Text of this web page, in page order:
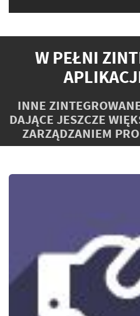
W PEŁNI
INNE
DAJĄCE JESZCZE
ZARZĄDZANIEM